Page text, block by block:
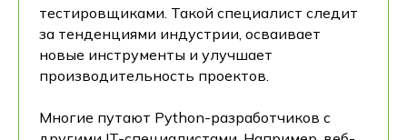
тестировщиками. Такой специалист следит
за тенденциями индустрии, осваивает
новые инструменты и улучшает
производительность проектов.
Многие путают Python-разработчиков с